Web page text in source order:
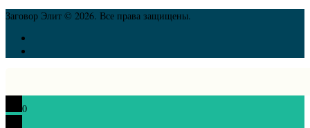
Заговор Элит © 2026. Все права защищены.
0